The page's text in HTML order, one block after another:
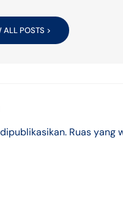
ALL POSTS >
Ruas yang